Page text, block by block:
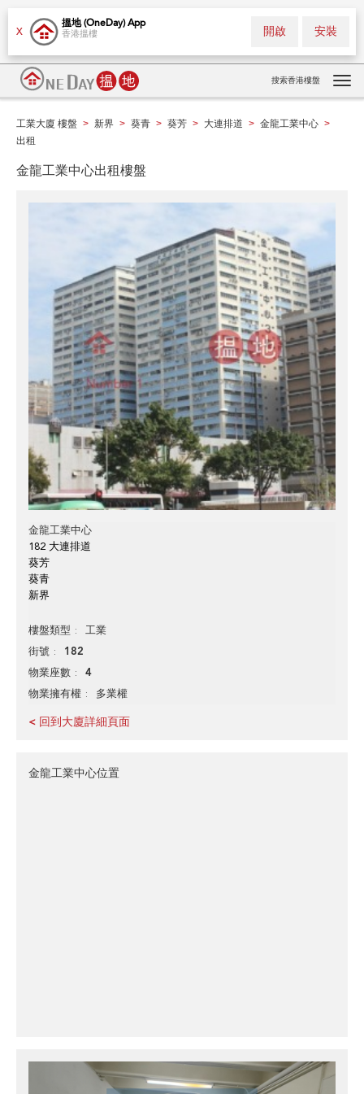
X
搵地 (OneDay) App
香港搵樓 安裝
開啟
搜索香港樓盤
工業大廈 樓盤 > 新界 > 葵青 > 葵芳 > 大連排道 > 金龍工業中心 >
出租
金龍工業中心出租樓盤
金龍工業中心
182 大連排道
葵芳
葵青
新界
樓盤類型 工業
街號 182
物業座數 4
物業擁有權 多業權
< 回到大廈詳細頁面
金龍工業中心位置